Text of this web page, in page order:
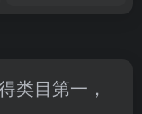
类目第一，